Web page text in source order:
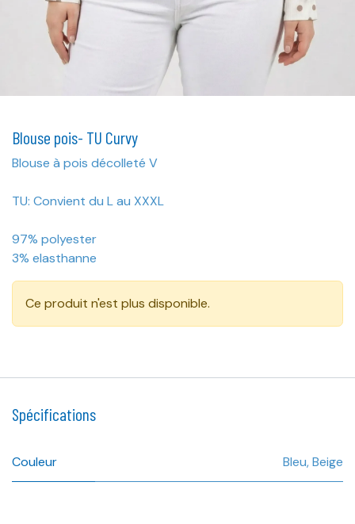
Blouse pois- TU Curvy
Blouse à pois décolleté V
TU: Convient du L au XXXL
97% polyester
3% elasthanne
Ce produit n'est plus disponible.
Spécifications
Couleur Bleu,Beige